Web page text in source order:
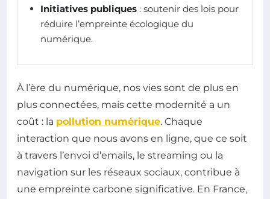
Initiatives publiques : soutenir des lois pour
réduire l’empreinte écologique du
numérique.
À l’ère du numérique, nos vies sont de plus en
plus connectées, mais cette modernité a un
coût : la pollution numérique. Chaque
interaction que nous avons en ligne, que ce soit
à travers l’envoi d’emails, le streaming ou la
navigation sur les réseaux sociaux, contribue à
une empreinte carbone significative. En France,